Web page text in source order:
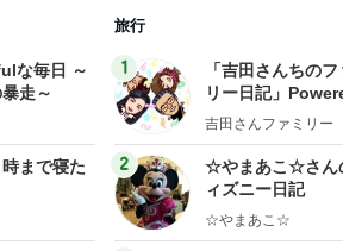
な毎日 ～
走～
まで寝た
旅行
1
「吉田さんちの
リー日記」
y Ameba 吉田さ
ログ
吉田さんファミリー
2
☆やまあこ☆さん
ィズニー日記
☆やまあこ☆